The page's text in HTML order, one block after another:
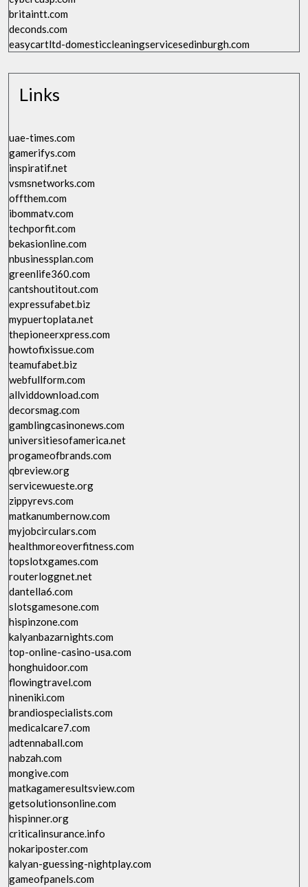
britaintt.com
deconds.com
easycartltd-domesticcleaningservicesedinburgh.com
Links
uae-times.com
gamerifys.com
inspiratif.net
vsmsnetworks.com
offthem.com
ibommatv.com
techporfit.com
bekasionline.com
nbusinessplan.com
greenlife360.com
cantshoutitout.com
expressufabet.biz
mypuertoplata.net
thepioneerxpress.com
howtofixissue.com
teamufabet.biz
webfullform.com
allviddownload.com
decorsmag.com
gamblingcasinonews.com
universitiesofamerica.net
progameofbrands.com
qbreview.org
servicewueste.org
zippyrevs.com
matkanumbernow.com
myjobcirculars.com
healthmoreoverfitness.com
topslotxgames.com
routerloggnet.net
dantella6.com
slotsgamesone.com
hispinzone.com
kalyanbazarnights.com
top-online-casino-usa.com
honghuidoor.com
flowingtravel.com
nineniki.com
brandiospecialists.com
medicalcare7.com
adtennaball.com
nabzah.com
mongive.com
matkagameresultsview.com
getsolutionsonline.com
hispinner.org
criticalinsurance.info
nokariposter.com
kalyan-guessing-nightplay.com
gameofpanels.com